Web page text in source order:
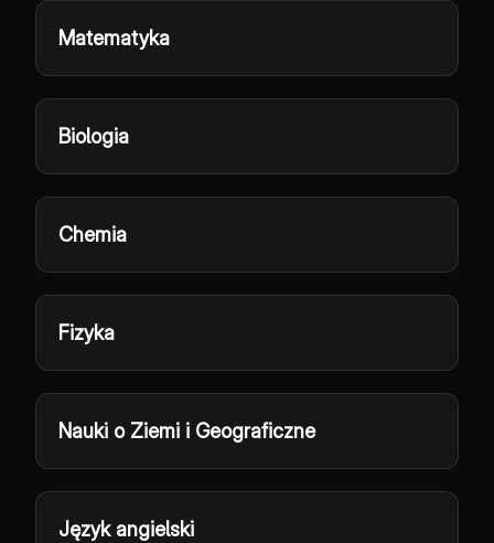
Matematyka
Biologia
Chemia
Fizyka
Nauki o Ziemi i Geograficzne
Język angielski